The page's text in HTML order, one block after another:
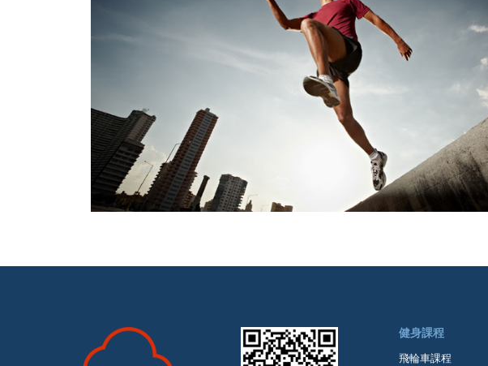
健身課程
飛輪車課程